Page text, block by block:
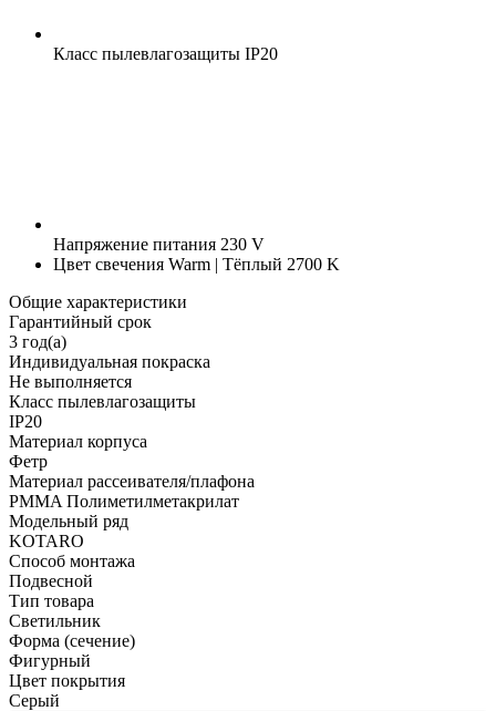
Класс пылевлагозащиты IP20
Напряжение питания 230 V
Цвет свечения Warm | Тёплый 2700 K
Общие характеристики
Гарантийный срок
3 год(а)
Индивидуальная покраска
Не выполняется
Класс пылевлагозащиты
IP20
Материал корпуса
Фетр
Материал рассеивателя/плафона
PMMA Полиметилметакрилат
Модельный ряд
KOTARO
Способ монтажа
Подвесной
Тип товара
Светильник
Форма (сечение)
Фигурный
Цвет покрытия
Серый